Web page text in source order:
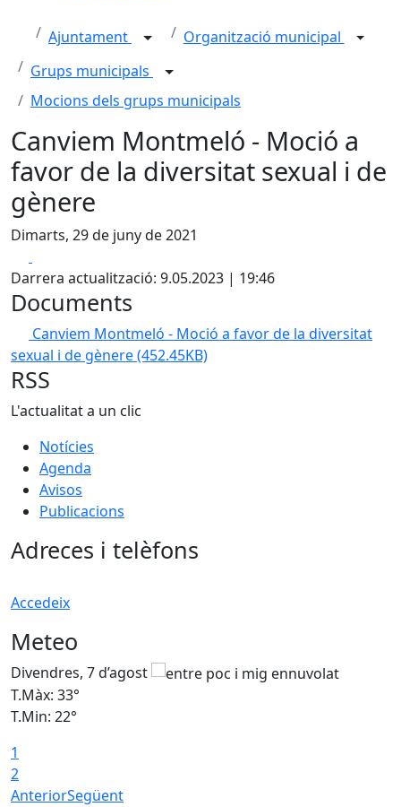
Ajuntament
Organització municipal
Grups municipals
Mocions dels grups municipals
Canviem Montmeló - Moció a
favor de la diversitat sexual i de
gènere
Dimarts, 29 de juny de 2021
Darrera actualització: 9.05.2023 | 19:46
Documents
Canviem Montmeló - Moció a favor de la diversitat
sexual i de gènere(452.45KB)
RSS
L'actualitat a un clic
Notícies
Agenda
Avisos
Publicacions
Adreces i telèfons
Accedeix
Meteo
Divendres, 7 d’agost
T.Màx: 33°
T.Min: 22°
1
2
AnteriorSegüent